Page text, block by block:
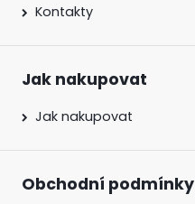
Kontakty
Jak nakupovat
Jak nakupovat
Obchodní podmínky